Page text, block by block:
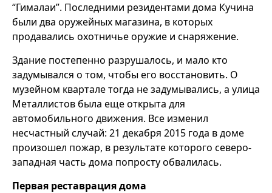
“Гималаи”. Последними резидентами дома Кучина
были два оружейных магазина, в которых
продавались охотничье оружие и снаряжение.
Здание постепенно разрушалось, и мало кто
задумывался о том, чтобы его восстановить. О
музейном квартале тогда не задумывались, а улица
Металлистов была еще открыта для
автомобильного движения. Все изменил
несчастный случай: 21 декабря 2015 года в доме
произошел пожар, в результате которого северо-
западная часть дома попросту обвалилась.
Первая реставрация дома